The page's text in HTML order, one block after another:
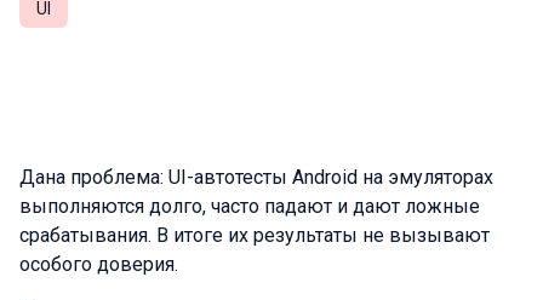
UI
Дана проблема: UI-автотесты Android на эмуляторах
выполняются долго, часто падают и дают ложные
срабатывания. В итоге их результаты не вызывают
особого доверия.